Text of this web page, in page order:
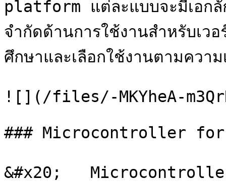
platform แต่ละแบบจะมีเอกลั
จำกัดด้านการใช้งานสำหรับเว
ศึกษาและเลือกใช้งานตามความ
![](/files/-MKYheA-
### Microcontroller
&#x20;   Microcontroller